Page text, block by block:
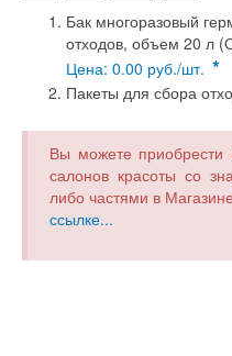
Бак многоразовый
отходов, объем 20 л
Цена: 0.00 руб./шт. *
Пакеты для сбора
Вы можете приобрести
салонов красоты со
либо частями в
ссылке...